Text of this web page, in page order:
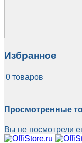
Избранное
0 товаров
Просмотренные
Вы не посмотрели